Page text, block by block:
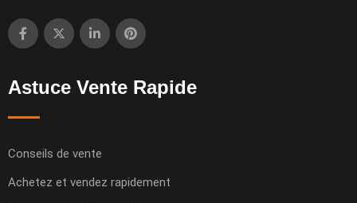
Astuce Vente Rapide
Conseils de vente
Achetez et vendez rapidement